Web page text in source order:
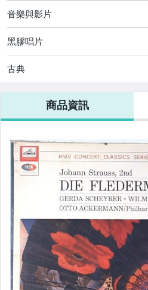
二手黑膠-西洋
黑膠唱片清洗/配件
唱頭/唱針
耳機-鐵三角Audio-Technica
耳機-Beyerdynamic
耳機-Final
耳機-飛利浦Philips
耳機-PaMu
耳機-SOUNDPEATS
耳機-SHURE
音樂與影片
黑膠唱片
古典
商品資訊